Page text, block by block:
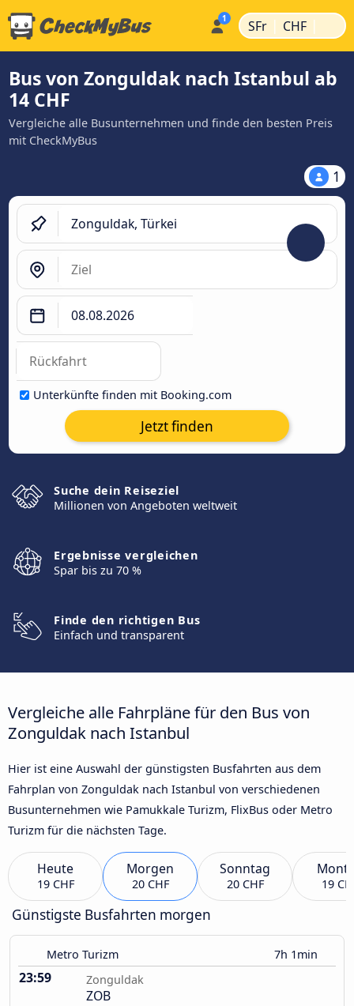
SFr | CHF |
Bus von Zonguldak nach Istanbul ab
14 CHF
Vergleiche alle Busunternehmen und finde den besten Preis
mit CheckMyBus
1
Unterkünfte finden mit Booking.com
Jetzt finden
Suche dein Reiseziel
Millionen von Angeboten weltweit
Ergebnisse vergleichen
Spar bis zu 70 %
Finde den richtigen Bus
Einfach und transparent
Vergleiche alle Fahrpläne für den Bus von
Zonguldak nach Istanbul
Hier ist eine Auswahl der günstigsten Busfahrten aus dem
Fahrplan von Zonguldak nach Istanbul von verschiedenen
Busunternehmen wie Pamukkale Turizm, FlixBus oder Metro
Turizm für die nächsten Tage.
Heute
19 CHF
Morgen
20 CHF
Sonntag
20 CHF 19
Günstigste Busfahrten morgen
Metro Turizm 7h 1min
23:59 Zonguldak
ZOB